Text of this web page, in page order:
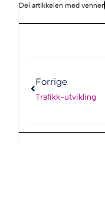
Del artikkelen med venner
Forrige
Trafikk-utvikling